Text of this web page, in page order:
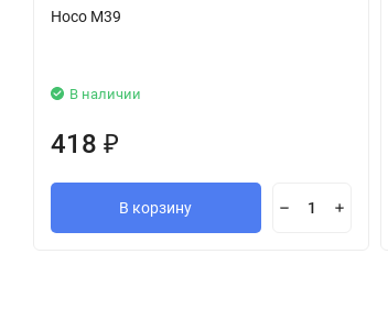
Hoco M39
В наличии
418 ₽
В корзину